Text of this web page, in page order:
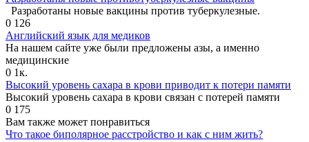
Разработаны новые вакцины против туберкулезные.
0 126
Английский язык для медиков
На нашем сайте уже были предложены азы, а именно
медицинские
0 1к.
Высокий уровень сахара в крови приводит к потери памяти
Высокий уровень сахара в крови связан с потерей памяти
0 175
Вам также может понравиться
Что такое биполярное расстройство и как с ним жить?